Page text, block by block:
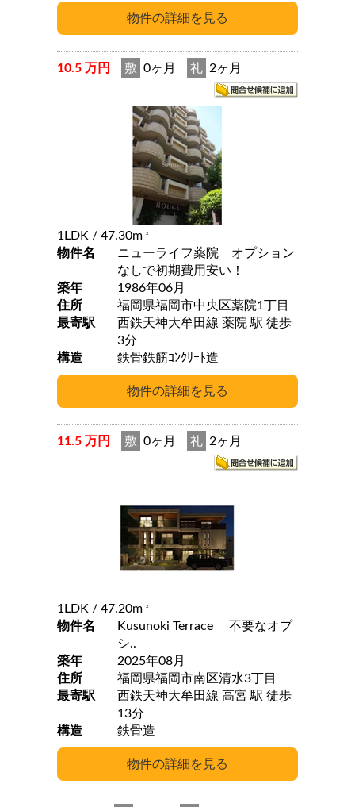
10.5 万円 敷 0ヶ月 礼 2ヶ月
1LDK / 47.30m 2
物件名
ニューライフ薬院 オプション
なしで初期費用安い！
築年
1986年06月
住所
福岡県福岡市中央区薬院1丁目
最寄駅
西鉄天神大牟田線 薬院 駅 徒歩
3分
構造
鉄骨鉄筋ｺﾝｸﾘｰﾄ造
11.5 万円 敷 0ヶ月 礼 2ヶ月
1LDK / 47.20m 2
物件名
Kusunoki Terrace 不要なオプ
シ..
築年
2025年08月
住所
福岡県福岡市南区清水3丁目
最寄駅
西鉄天神大牟田線 高宮 駅 徒歩
13分
構造
鉄骨造